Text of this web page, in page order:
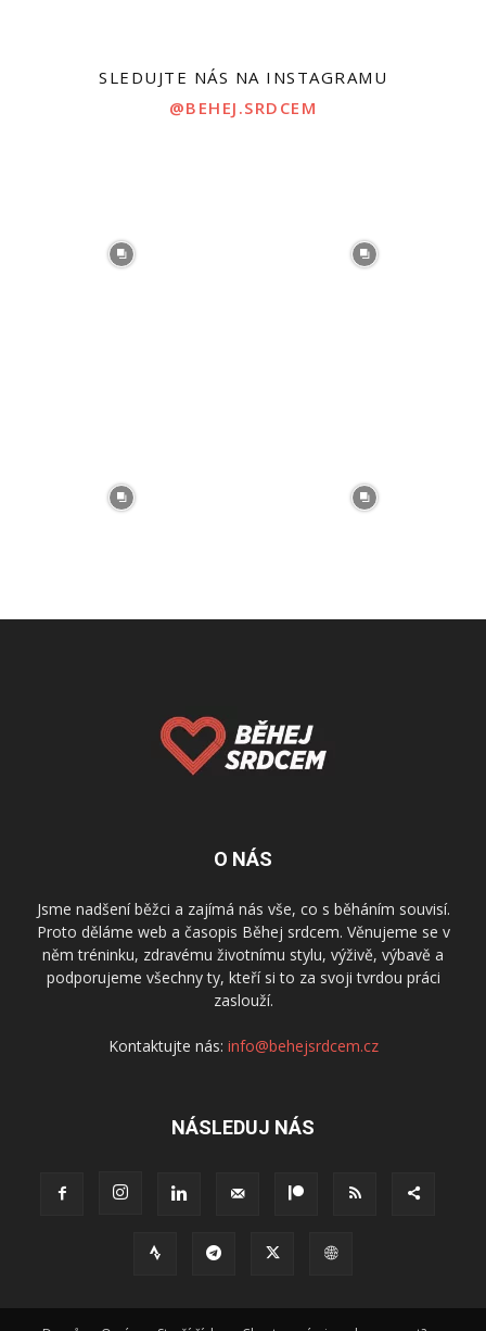
SLEDUJTE NÁS NA INSTAGRAMU
@BEHEJ.SRDCEM
O NÁS
Jsme nadšení běžci a zajímá nás vše, co s běháním souvisí.
Proto děláme web a časopis Běhej srdcem. Věnujeme se v
něm tréninku, zdravému životnímu stylu, výživě, výbavě a
podporujeme všechny ty, kteří si to za svoji tvrdou práci
zaslouží.
Kontaktujte nás: info@behejsrdcem.cz
NÁSLEDUJ NÁS